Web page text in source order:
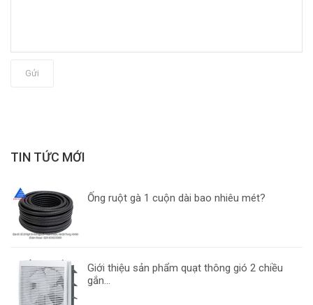
Gửi
TIN TỨC MỚI
Ống ruột gà 1 cuộn dài bao nhiêu mét?
Giới thiệu sản phẩm quạt thông gió 2 chiều
gắn...